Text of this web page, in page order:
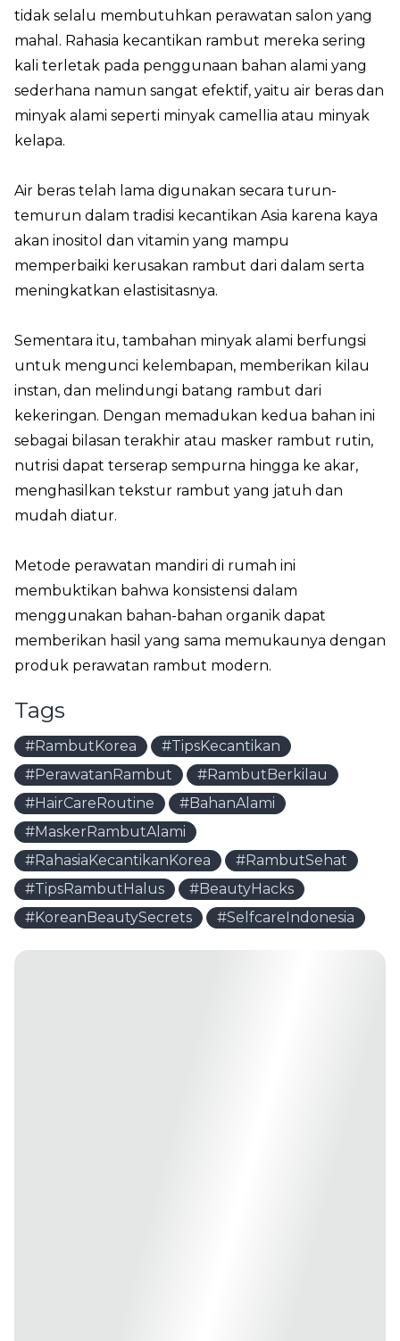
tidak selalu membutuhkan perawatan salon yang
mahal. Rahasia kecantikan rambut mereka sering
kali terletak pada penggunaan bahan alami yang
sederhana namun sangat efektif, yaitu air beras dan
minyak alami seperti minyak camellia atau minyak
kelapa.
Air beras telah lama digunakan secara turun-
temurun dalam tradisi kecantikan Asia karena kaya
akan inositol dan vitamin yang mampu
memperbaiki kerusakan rambut dari dalam serta
meningkatkan elastisitasnya.
Sementara itu, tambahan minyak alami berfungsi
untuk mengunci kelembapan, memberikan kilau
instan, dan melindungi batang rambut dari
kekeringan. Dengan memadukan kedua bahan ini
sebagai bilasan terakhir atau masker rambut rutin,
nutrisi dapat terserap sempurna hingga ke akar,
menghasilkan tekstur rambut yang jatuh dan
mudah diatur.
Metode perawatan mandiri di rumah ini
membuktikan bahwa konsistensi dalam
menggunakan bahan-bahan organik dapat
memberikan hasil yang sama memukaunya dengan
produk perawatan rambut modern.
Tags
#RambutKorea
#TipsKecantikan
#PerawatanRambut
#RambutBerkilau
#HairCareRoutine
#BahanAlami
#MaskerRambutAlami
#RahasiaKecantikanKorea
#RambutSehat
#TipsRambutHalus
#BeautyHacks
#KoreanBeautySecrets
#SelfcareIndonesia